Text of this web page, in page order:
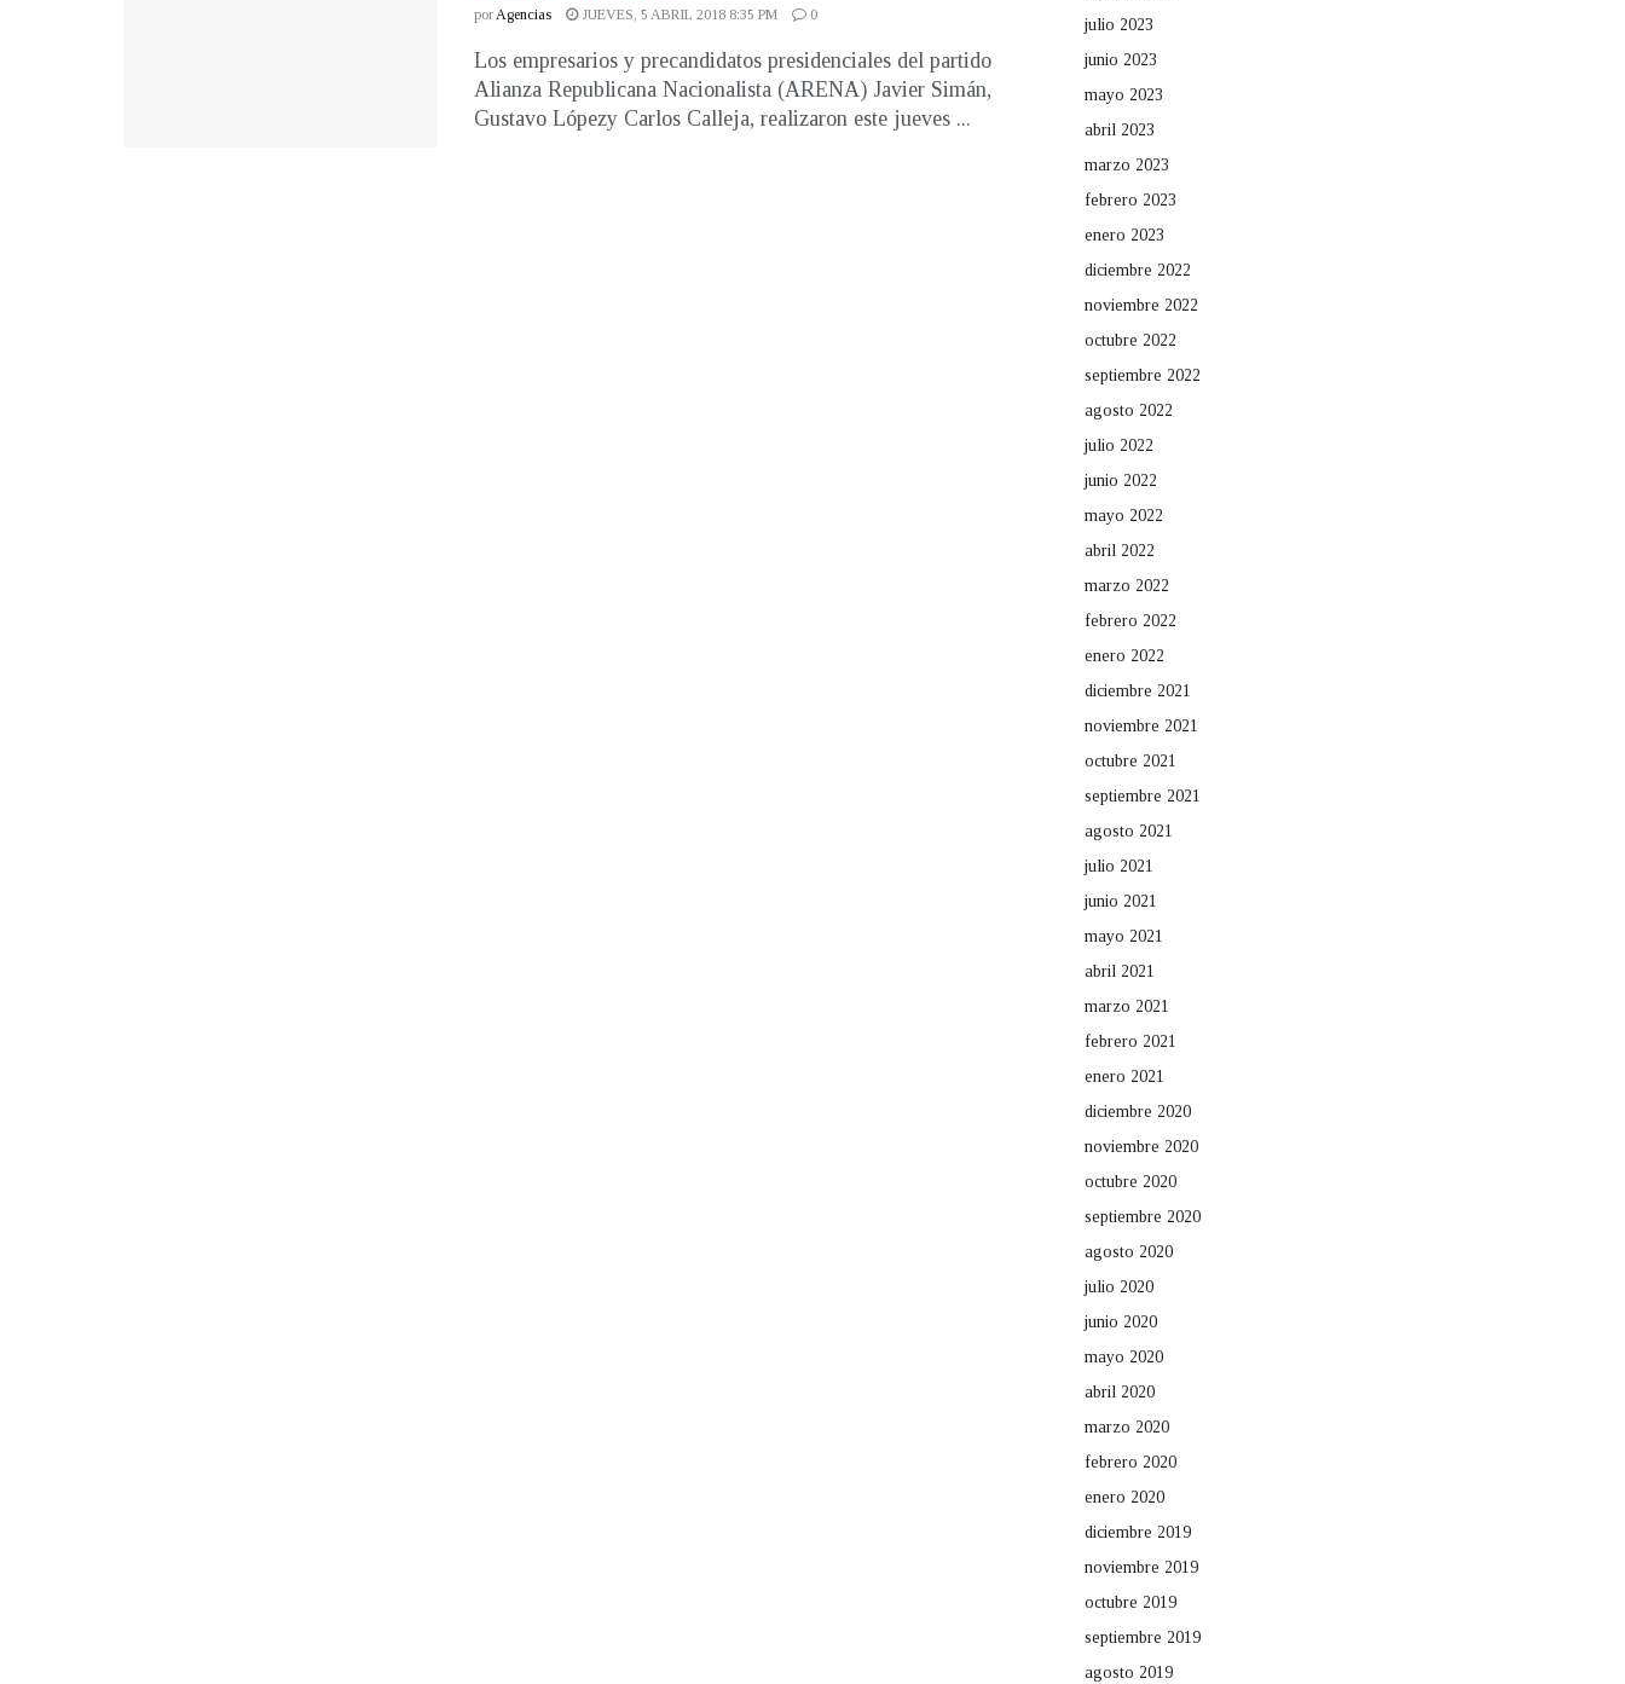
porAgencias JUEVES, 5 ABRIL 2018 8:35 PM 0
Los empresarios y precandidatos presidenciales del partido
Alianza Republicana Nacionalista (ARENA) Javier Simán,
Gustavo Lópezy Carlos Calleja, realizaron este jueves ...
julio 2023
junio 2023
mayo 2023
abril 2023
marzo 2023
febrero 2023
enero 2023
diciembre 2022
noviembre 2022
octubre 2022
septiembre 2022
agosto 2022
julio 2022
junio 2022
mayo 2022
abril 2022
marzo 2022
febrero 2022
enero 2022
diciembre 2021
noviembre 2021
octubre 2021
septiembre 2021
agosto 2021
julio 2021
junio 2021
mayo 2021
abril 2021
marzo 2021
febrero 2021
enero 2021
diciembre 2020
noviembre 2020
octubre 2020
septiembre 2020
agosto 2020
julio 2020
junio 2020
mayo 2020
abril 2020
marzo 2020
febrero 2020
enero 2020
diciembre 2019
noviembre 2019
octubre 2019
septiembre 2019
agosto 2019